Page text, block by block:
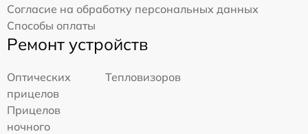
Согласие на обработку персональных данных
Способы оплаты
Ремонт устройств
Оптических
прицелов
Тепловизоров
Прицелов
ночного